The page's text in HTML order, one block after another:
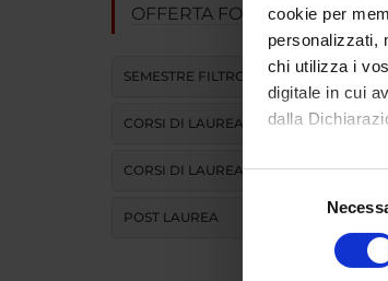
cookie per
personalizzati,
chi utilizza i
digitale in cui
dalla
Con il tuo
digitali).
Selezione
OFFERTA FORMATIVA
SEMESTRE FILTRO
CORSI DI LAUREA
CORSI DI LAUREA MAGISTRALE
POST LAUREA